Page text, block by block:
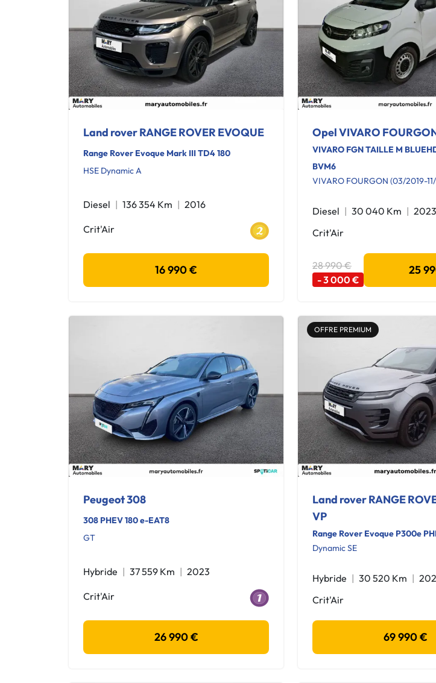
Land rover RANGE ROVER EVOQUE
Range Rover Evoque Mark III TD4 180
HSE Dynamic A
Diesel 136 354 Km 2016
Crit'Air
16 990 €
Opel VIVARO
VIVARO FGN TAILLE M
BVM6
VIVARO FOURGON (03/2019-
Diesel 30 040 Km
2023
Crit'Air
28 990 €
- 3 000 €
25
Peugeot 308
308 PHEV 180 e-EAT8
GT
Hybride 37 559 Km 2023
Crit'Air
26 990 €
OFFRE PREMIUM
Land rover RANGE
VP
Range Rover Evoque P300e
Dynamic SE
Hybride 30 520 Km
Crit'Air
69 990 €